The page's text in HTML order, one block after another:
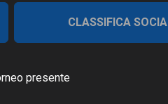
CLASSIFICA
presente